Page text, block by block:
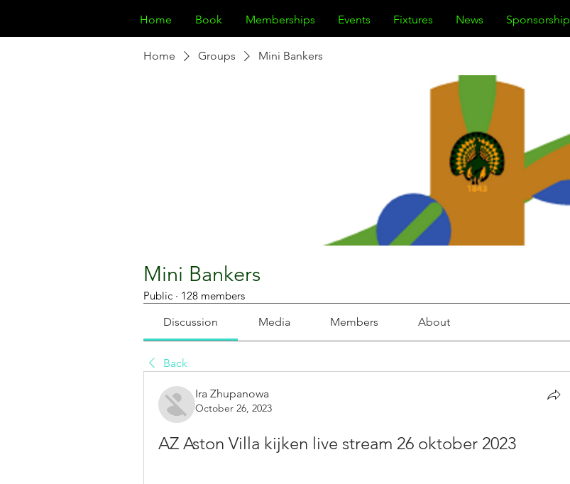
Home Book Memberships Events Fixtures News Sponsorship
Home Groups Mini Bankers
Mini Bankers
Public · 128 members
Discussion Media Members About
Back
Ira Zhupanowa
October 26, 2023
AZ Aston Villa kijken live stream 26 oktober 2023